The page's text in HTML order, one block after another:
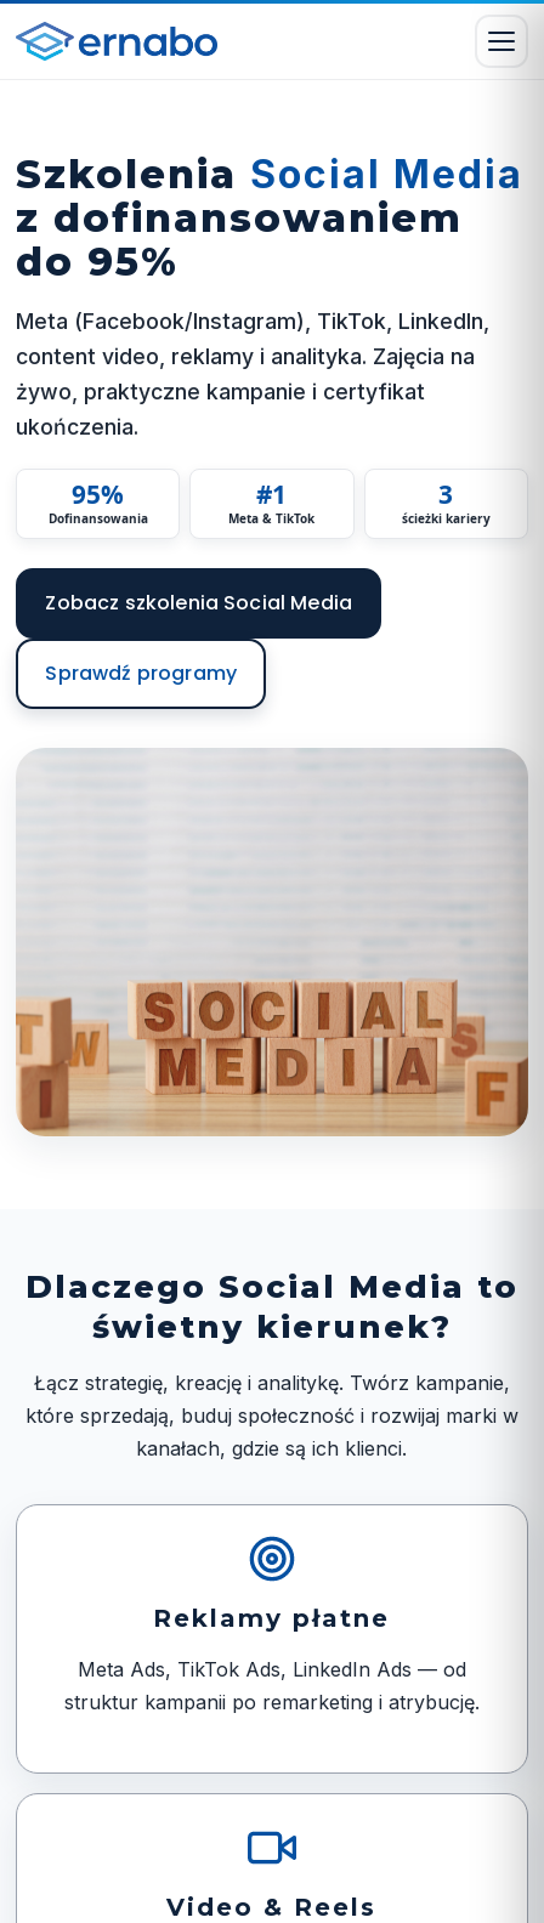
Szkolenia Social Media
z dofinansowaniem
do 95%
Meta (Facebook/Instagram), TikTok, LinkedIn,
content video, reklamy i analityka. Zajęcia na
żywo, praktyczne kampanie i certyfikat
ukończenia.
95%
Dofinansowania
#1
Meta & TikTok
3
ścieżki kariery
Zobacz szkolenia Social Media
Sprawdź programy
Dlaczego Social Media to
świetny kierunek?
Łącz strategię, kreację i analitykę. Twórz kampanie,
które sprzedają, buduj społeczność i rozwijaj marki w
kanałach, gdzie są ich klienci.
Reklamy płatne
Meta Ads, TikTok Ads, LinkedIn Ads — od
struktur kampanii po remarketing i atrybucję.
Video & Reels